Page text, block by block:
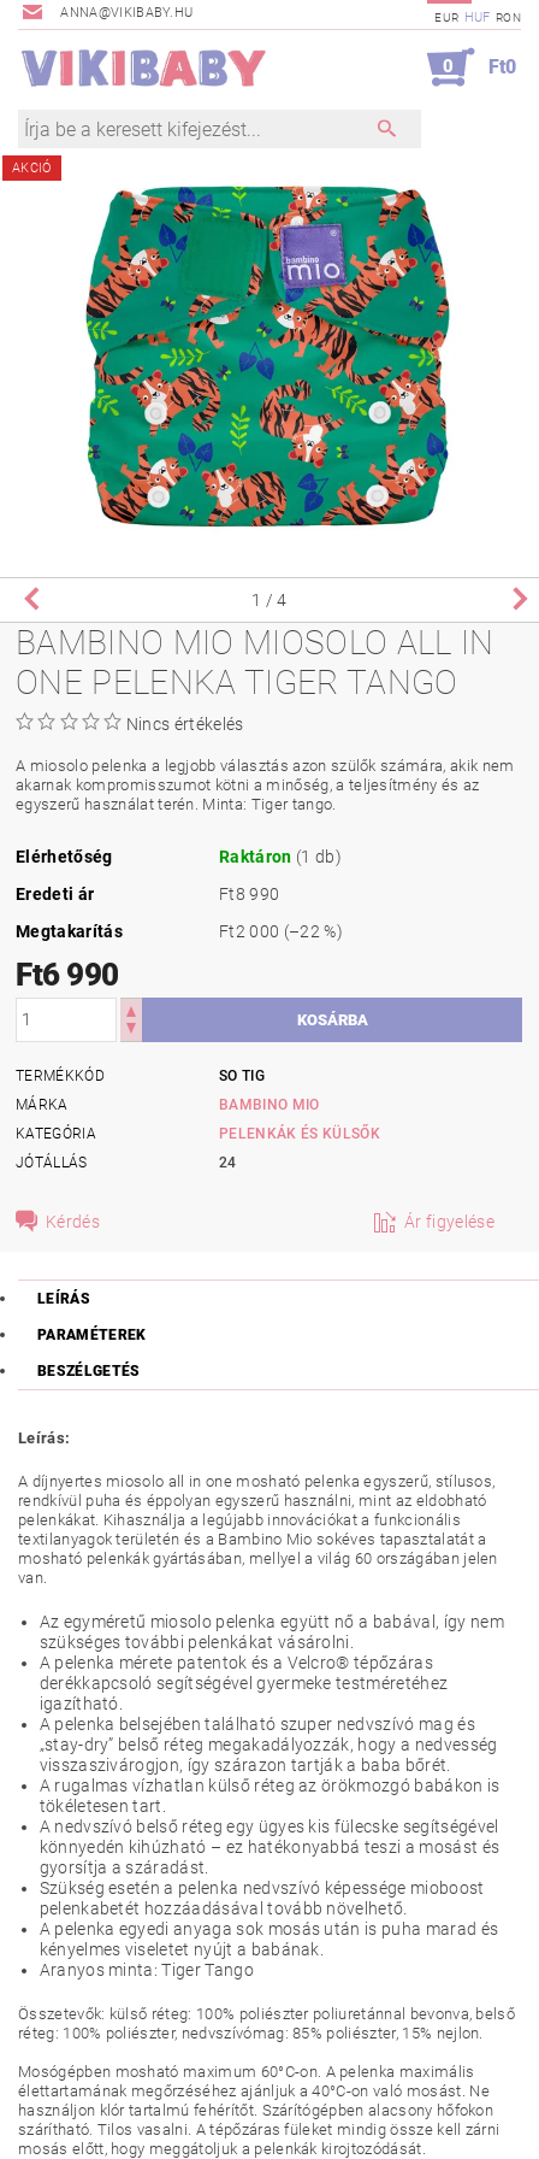
ANNA@VIKIBABY.HU EUR HUF RON
0 Ft0
AKCIÓ
1 / 4
BAMBINO MIO MIOSOLO ALL IN
ONE PELENKA TIGER TANGO
Nincs értékelés
A miosolo pelenka a legjobb választás azon szülők számára, akik nem
akarnak kompromisszumot kötni a minőség, a teljesítmény és az
egyszerű használat terén. Minta: Tiger tango.
Elérhetőség Raktáron (1 db)
Eredeti ár
Ft8 990
Megtakarítás
Ft2 000 (–22 %)
Ft6 990
TERMÉKKÓD
SO TIG
MÁRKA
BAMBINO MIO
KATEGÓRIA
PELENKÁK ÉS KÜLSŐK
JÓTÁLLÁS
24
Kérdés Ár figyelése
LEÍRÁS
PARAMÉTEREK
BESZÉLGETÉS
Leírás:
A díjnyertes miosolo all in one mosható pelenka egyszerű, stílusos,
rendkívül puha és éppolyan egyszerű használni, mint az eldobható
pelenkákat. Kihasználja a legújabb innovációkat a funkcionális
textilanyagok területén és a Bambino Mio sokéves tapasztalatát a
mosható pelenkák gyártásában, mellyel a világ 60 országában jelen
van.
Az egyméretű miosolo pelenka együtt nő a babával, így nem
szükséges további pelenkákat vásárolni.
A pelenka mérete patentok és a Velcro® tépőzáras
derékkapcsoló segítségével gyermeke testméretéhez
igazítható.
A pelenka belsejében található szuper nedvszívó mag és
„stay-dry” belső réteg megakadályozzák, hogy a nedvesség
visszaszivárogjon, így szárazon tartják a baba bőrét.
A rugalmas vízhatlan külső réteg az örökmozgó babákon is
tökéletesen tart.
A nedvszívó belső réteg egy ügyes kis fülecske segítségével
könnyedén kihúzható – ez hatékonyabbá teszi a mosást és
gyorsítja a száradást.
Szükség esetén a pelenka nedvszívó képessége mioboost
pelenkabetét hozzáadásával tovább növelhető.
A pelenka egyedi anyaga sok mosás után is puha marad és
kényelmes viseletet nyújt a babának.
Aranyos minta: Tiger Tango
Összetevők: külső réteg: 100% poliészter poliuretánnal bevonva, belső
réteg: 100% poliészter, nedvszívómag: 85% poliészter, 15% nejlon.
Mosógépben mosható maximum 60°C-on. A pelenka maximális
élettartamának megőrzéséhez ajánljuk a 40°C-on való mosást. Ne
használjon klór tartalmú fehérítőt. Szárítógépben alacsony hőfokon
szárítható. Tilos vasalni. A tépőzáras füleket mindig össze kell zárni
mosás előtt, hogy meggátoljuk a pelenkák kirojtozódását.